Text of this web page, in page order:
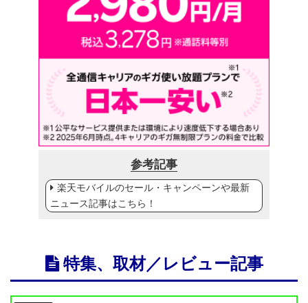
参考記事
楽天モバイルのセール・キャンペーンや最新
ニュース記事はこちら！
特集、取材／レビュー記事